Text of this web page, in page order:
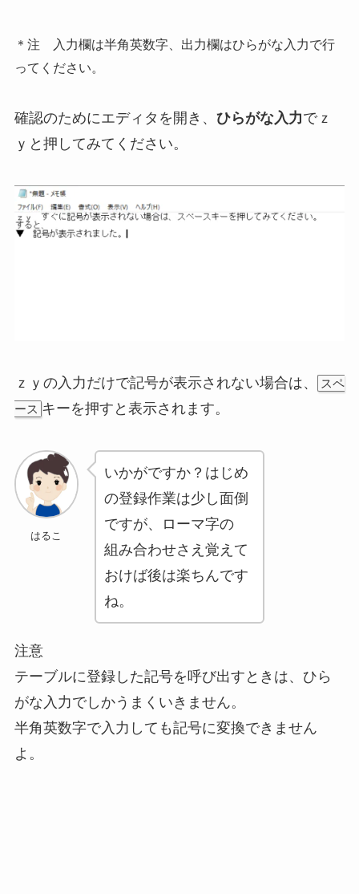
＊注 入力欄は半角英数字、出力欄はひらがな入力で行
ってください。
確認のためにエディタを開き、 ひらがな入力でｚ
ｙと押してみてください。
ｚｙの入力だけで記号が表示されない場合は、
スペ
ース キーを押すと表示されます。
はるこ
いかがですか？はじめ
の登録作業は少し面倒
ですが、ローマ字の
組み合わせさえ覚えて
おけば後は楽ちんです
ね。
注意
テーブルに登録した記号を呼び出すときは、ひら
がな入力でしかうまくいきません。
半角英数字で入力しても記号に変換できません
よ。